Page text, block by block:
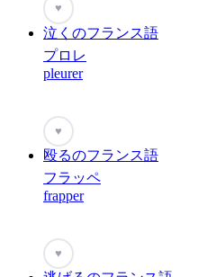
♥
泣くのフランス語
プロレ
pleurer
♥
殴るのフランス語
フラッペ
frapper
♥